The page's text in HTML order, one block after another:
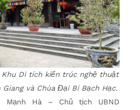
Di tích kiến trúc nghệ thuật
Giang và Chùa Đại Bi Bạch Hạc.
Mạnh Hà – Chủ tịch UBND